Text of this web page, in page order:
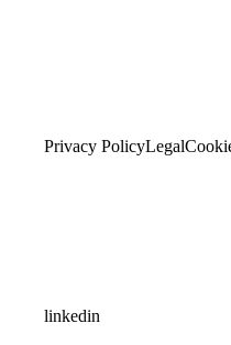
Privacy PolicyLegal
linkedin